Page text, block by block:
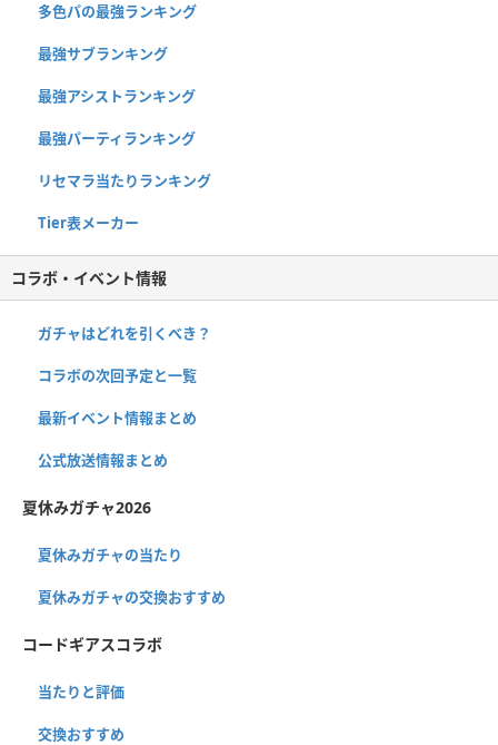
多色パの最強ランキング
最強サブランキング
最強アシストランキング
最強パーティランキング
リセマラ当たりランキング
Tier表メーカー
コラボ・イベント情報
ガチャはどれを引くべき？
コラボの次回予定と一覧
最新イベント情報まとめ
公式放送情報まとめ
夏休みガチャ2026
夏休みガチャの当たり
夏休みガチャの交換おすすめ
コードギアスコラボ
当たりと評価
交換おすすめ